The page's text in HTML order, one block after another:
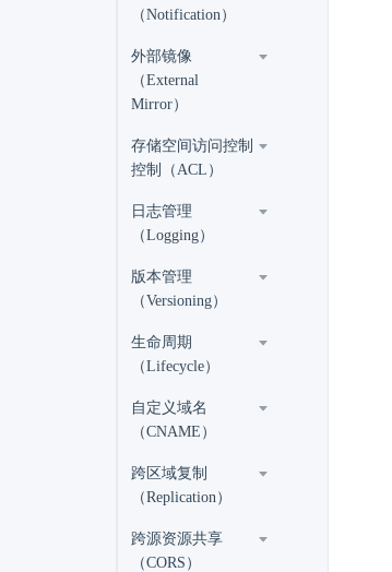
（Notification）
外部镜像
（External
Mirror）
存储空间访问控制
控制（ACL）
日志管理
（Logging）
版本管理
（Versioning）
生命周期
（Lifecycle）
自定义域名
（CNAME）
跨区域复制
（Replication）
跨源资源共享
（CORS）